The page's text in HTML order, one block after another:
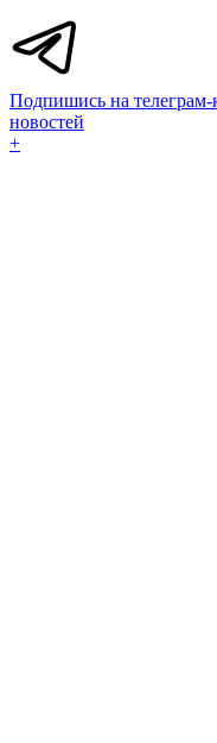
Подпишись на телеграм-
новостей
+